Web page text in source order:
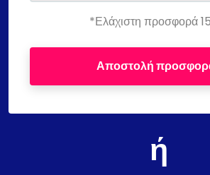
*Ελάχιστη προσφορά
Αποστολή
ή